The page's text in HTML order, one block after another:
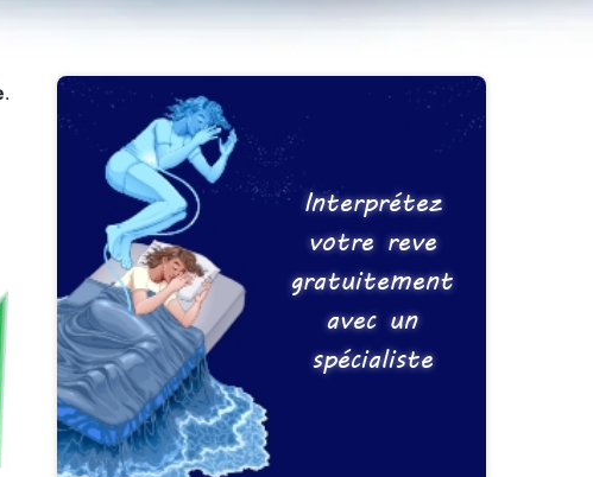
.
Interprétez
votre reve
gratuitement
avec un
spécialiste